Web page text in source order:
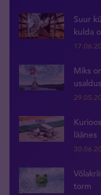
Suur
kulda
Miks
läänes
torm